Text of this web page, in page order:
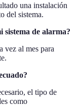
una instalación
del sistema.
sistema de alarma?
vez al mes para
el tipo de
como